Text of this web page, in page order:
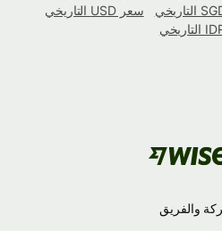
سعر USD التاريخي
والفريق